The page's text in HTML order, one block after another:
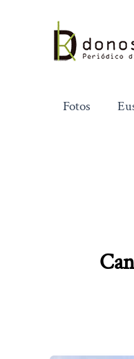
contenido
Fotos